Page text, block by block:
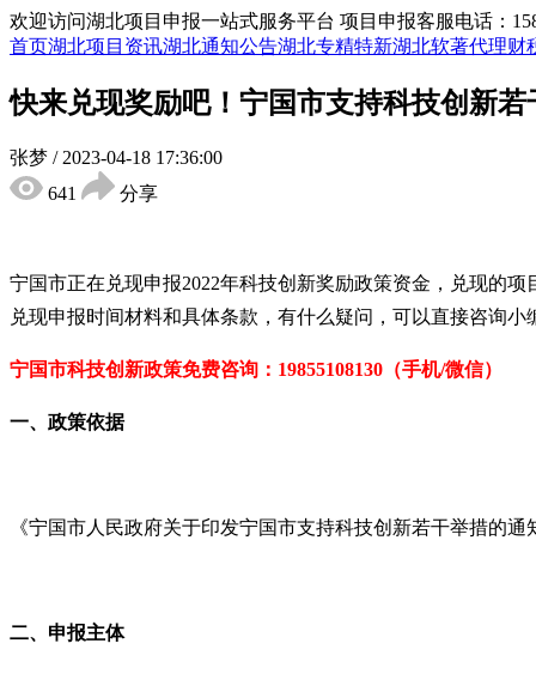
欢迎访问湖北项目申报一站式服务平台 项目申报客服电话：
首页湖北项目资讯湖北通知公告湖北专精特新湖北软著代理财
快来兑现奖励吧！宁国市支持科技创新
张梦 / 2023-04-18 17:36:00
641
分享
宁国市正在兑现申报2022年科技创新奖励政策资金，兑现的
兑现申报时间材料和具体条款，有什么疑问，可以直接咨询小
宁国市科技创新政策免费咨询：19855108130（手机/微信）
一、政策依据
《宁国市人民政府关于印发宁国市支持科技创新若干举措的通
二、申报主体